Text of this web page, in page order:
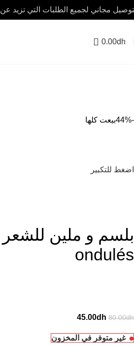
مجاني لجميع الطلبات التي تزيد عن 499 درهم، يجب أن تكون قيمة الطلب 100 درهم على الأقل.
0.00dh
-44% بيعت كلها
اضغط للتكبير
ondulés
80.00dh
45.00dh
غير متوفر في المخزون